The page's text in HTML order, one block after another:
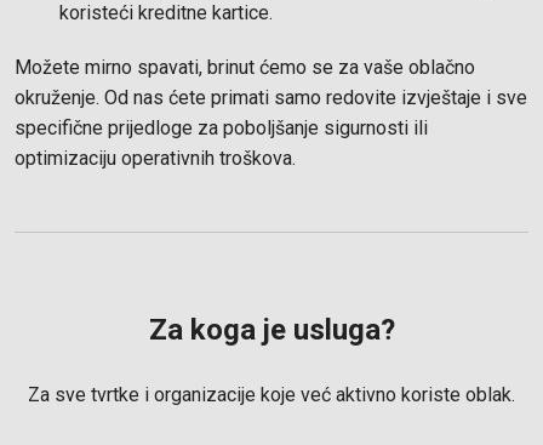
koristeći kreditne kartice.
Možete mirno spavati, brinut ćemo se za vaše oblačno
okruženje. Od nas ćete primati samo redovite izvještaje i sve
specifične prijedloge za poboljšanje sigurnosti ili
optimizaciju operativnih troškova.
Za koga je usluga?
Za sve tvrtke i organizacije koje već aktivno koriste oblak.